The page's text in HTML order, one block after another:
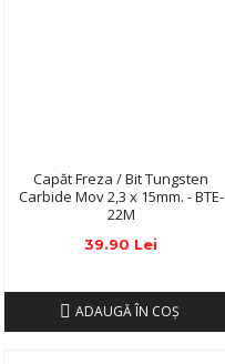
Capăt Freza / Bit Tungsten
Carbide Mov 2,3 x 15mm. - BTE-
22M
39.90 Lei
ADAUGĂ ÎN COŞ